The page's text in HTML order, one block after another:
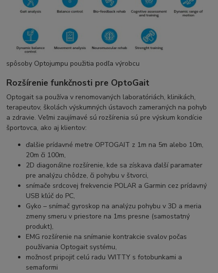
spôsoby Optojumpu použitia podľa výrobcu
Rozšírenie funkčnosti pre OptoGait
Optogait sa používa v renomovaných laboratóriách, klinikách,
terapeutov, školách výskumných ústavoch zameraných na pohyb
a zdravie. Veľmi zaujímavé sú rozšírenia sú pre výskum kondície
športovca, ako aj klientov:
ďalšie prídavné metre OPTOGAIT z 1m na 5m alebo 10m,
20m či 100m,
2D diagonálne rozšírenie, kde sa získava ďalší paramater
pre analýzu chôdze, či pohybu v štvorci,
snímače srdcovej frekvencie POLAR a Garmin cez prídavný
USB kľúč do PC,
Gyko – snímač gyroskop na analýzu pohybu v 3D a meria
zmeny smeru v priestore na 1ms presne (samostatný
produkt),
EMG rozšírenie na snímanie kontrakcie svalov počas
používania Optogait systému,
možnosť pripojiť celú radu WITTY s fotobunkami a
semaformi